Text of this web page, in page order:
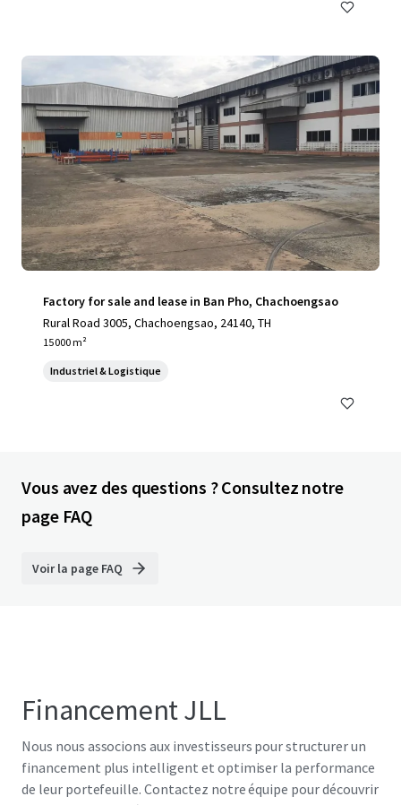
Factory for sale and lease in Ban Pho, Chachoengsao
Rural Road 3005, Chachoengsao, 24140, TH
15 000 m²
Industriel & Logistique
Vous avez des questions ? Consultez notre
page FAQ
Voir la page FAQ
Financement JLL
Nous nous associons aux investisseurs pour structurer un
financement plus intelligent et optimiser la performance
de leur portefeuille. Contactez notre équipe pour découvrir